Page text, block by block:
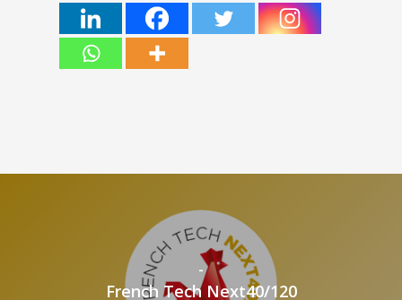
-
French Tech Next40/120